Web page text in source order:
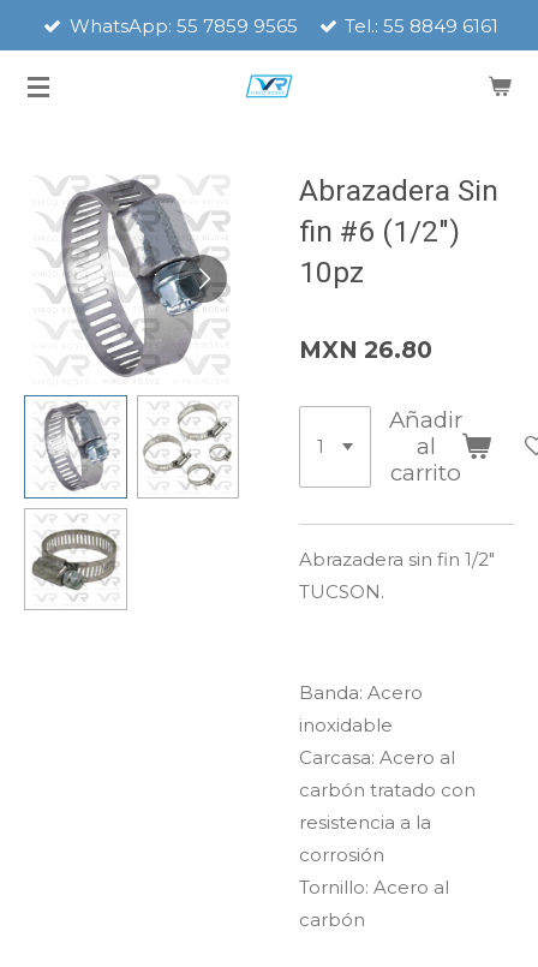
contenido
WhatsApp: 55 7859 9565 Tel.: 55 8849 6161
Abrazadera Sin
fin #6 (1/2")
10pz
MXN 26.80
Añadir
al
carrito
Abrazadera sin fin 1/2"
TUCSON.
Banda: Acero
inoxidable
Carcasa: Acero al
carbón tratado con
resistencia a la
corrosión
Tornillo: Acero al
carbón